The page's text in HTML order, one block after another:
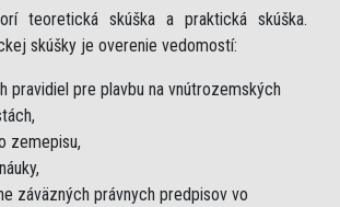
teoretická skúška a praktická skúška.
skúšky je overenie vedomostí:
pravidiel pre plavbu na vnútrozemských
zemepisu,
záväzných právnych predpisov vo